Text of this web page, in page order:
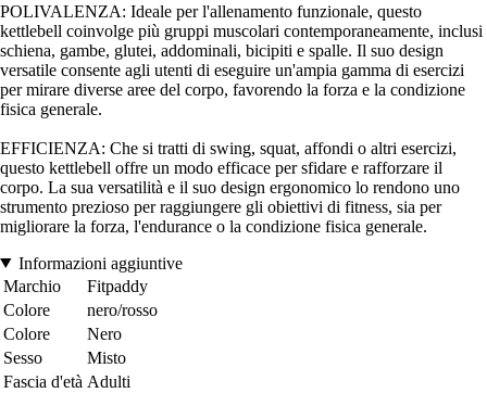
POLIVALENZA: Ideale per l'allenamento funzionale, questo
kettlebell coinvolge più gruppi muscolari contemporaneamente, inclusi
schiena, gambe, glutei, addominali, bicipiti e spalle. Il suo design
versatile consente agli utenti di eseguire un'ampia gamma di esercizi
per mirare diverse aree del corpo, favorendo la forza e la condizione
fisica generale.
EFFICIENZA: Che si tratti di swing, squat, affondi o altri esercizi,
questo kettlebell offre un modo efficace per sfidare e rafforzare il
corpo. La sua versatilità e il suo design ergonomico lo rendono uno
strumento prezioso per raggiungere gli obiettivi di fitness, sia per
migliorare la forza, l'endurance o la condizione fisica generale.
Informazioni aggiuntive
Marchio
Fitpaddy
Colore
nero/rosso
Colore
Nero
Sesso
Misto
Fascia d'età Adulti